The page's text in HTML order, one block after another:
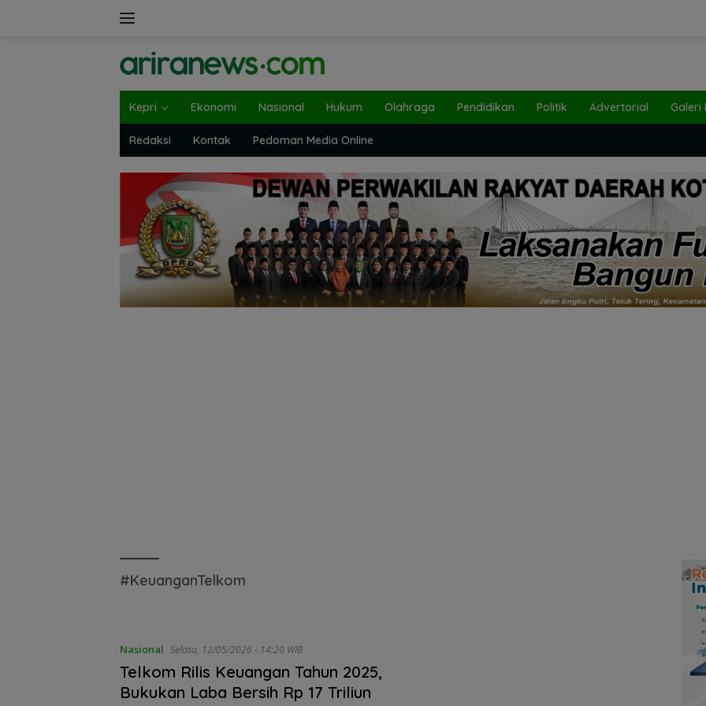
Kepri Ekonomi Nasional Hukum Olahraga Pendidikan Politik Advertorial Galeri
Redaksi Kontak Pedoman Media Online
#KeuanganTelkom
Nasional Selasa, 12/05/2026 - 14:20 WIB
Telkom Rilis Keuangan Tahun 2025,
Bukukan Laba Bersih Rp 17 Triliun